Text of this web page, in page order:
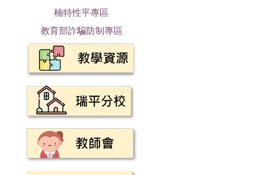
楠特性平專區
教育部詐騙防制專區